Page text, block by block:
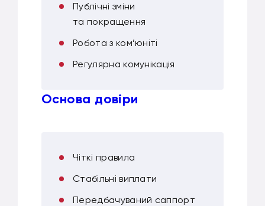
Публічні зміни
та покращення
Робота з ком’юніті
Регулярна комунікація
Основа довіри
Чіткі правила
Стабільні виплати
Передбачуваний саппорт